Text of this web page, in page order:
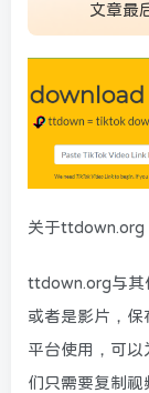
文章最
关于ttdown.org
ttdown.org与其
或者是影片，
平台使用，可
们只需要复制视